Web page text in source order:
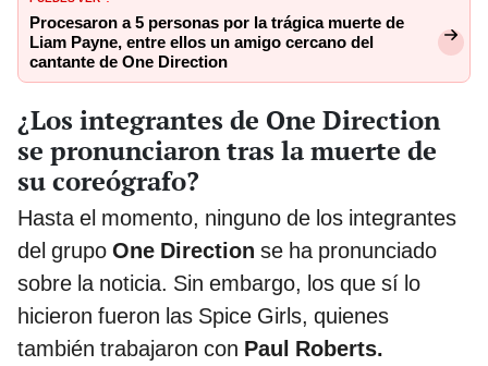
Procesaron a 5 personas por la trágica muerte de
Liam Payne, entre ellos un amigo cercano del
cantante de One Direction
¿Los integrantes de One Direction
se pronunciaron tras la muerte de
su coreógrafo?
Hasta el momento, ninguno de los integrantes
del grupo One Direction se ha pronunciado
sobre la noticia. Sin embargo, los que sí lo
hicieron fueron las Spice Girls, quienes
también trabajaron con Paul Roberts.